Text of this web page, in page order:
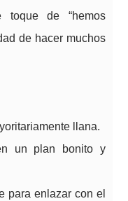
toque de “hemos
de hacer muchos
llana.
un plan bonito y
para enlazar con el